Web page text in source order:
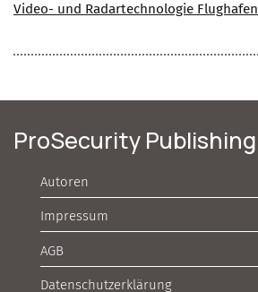
Video- und Radartechnologie Flughafen
ProSecurity Publishing
Autoren
Impressum
AGB
Datenschutzerklärung